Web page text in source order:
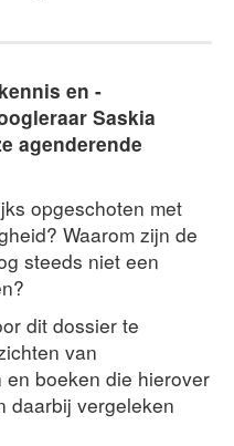
en -
Saskia
agenderende
opgeschoten met
Waarom zijn de
steeds niet een
dit dossier te
van
boeken die hierover
daarbij vergeleken